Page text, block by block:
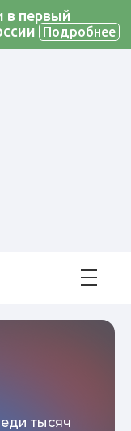
в первый
Подробнее
тысяч